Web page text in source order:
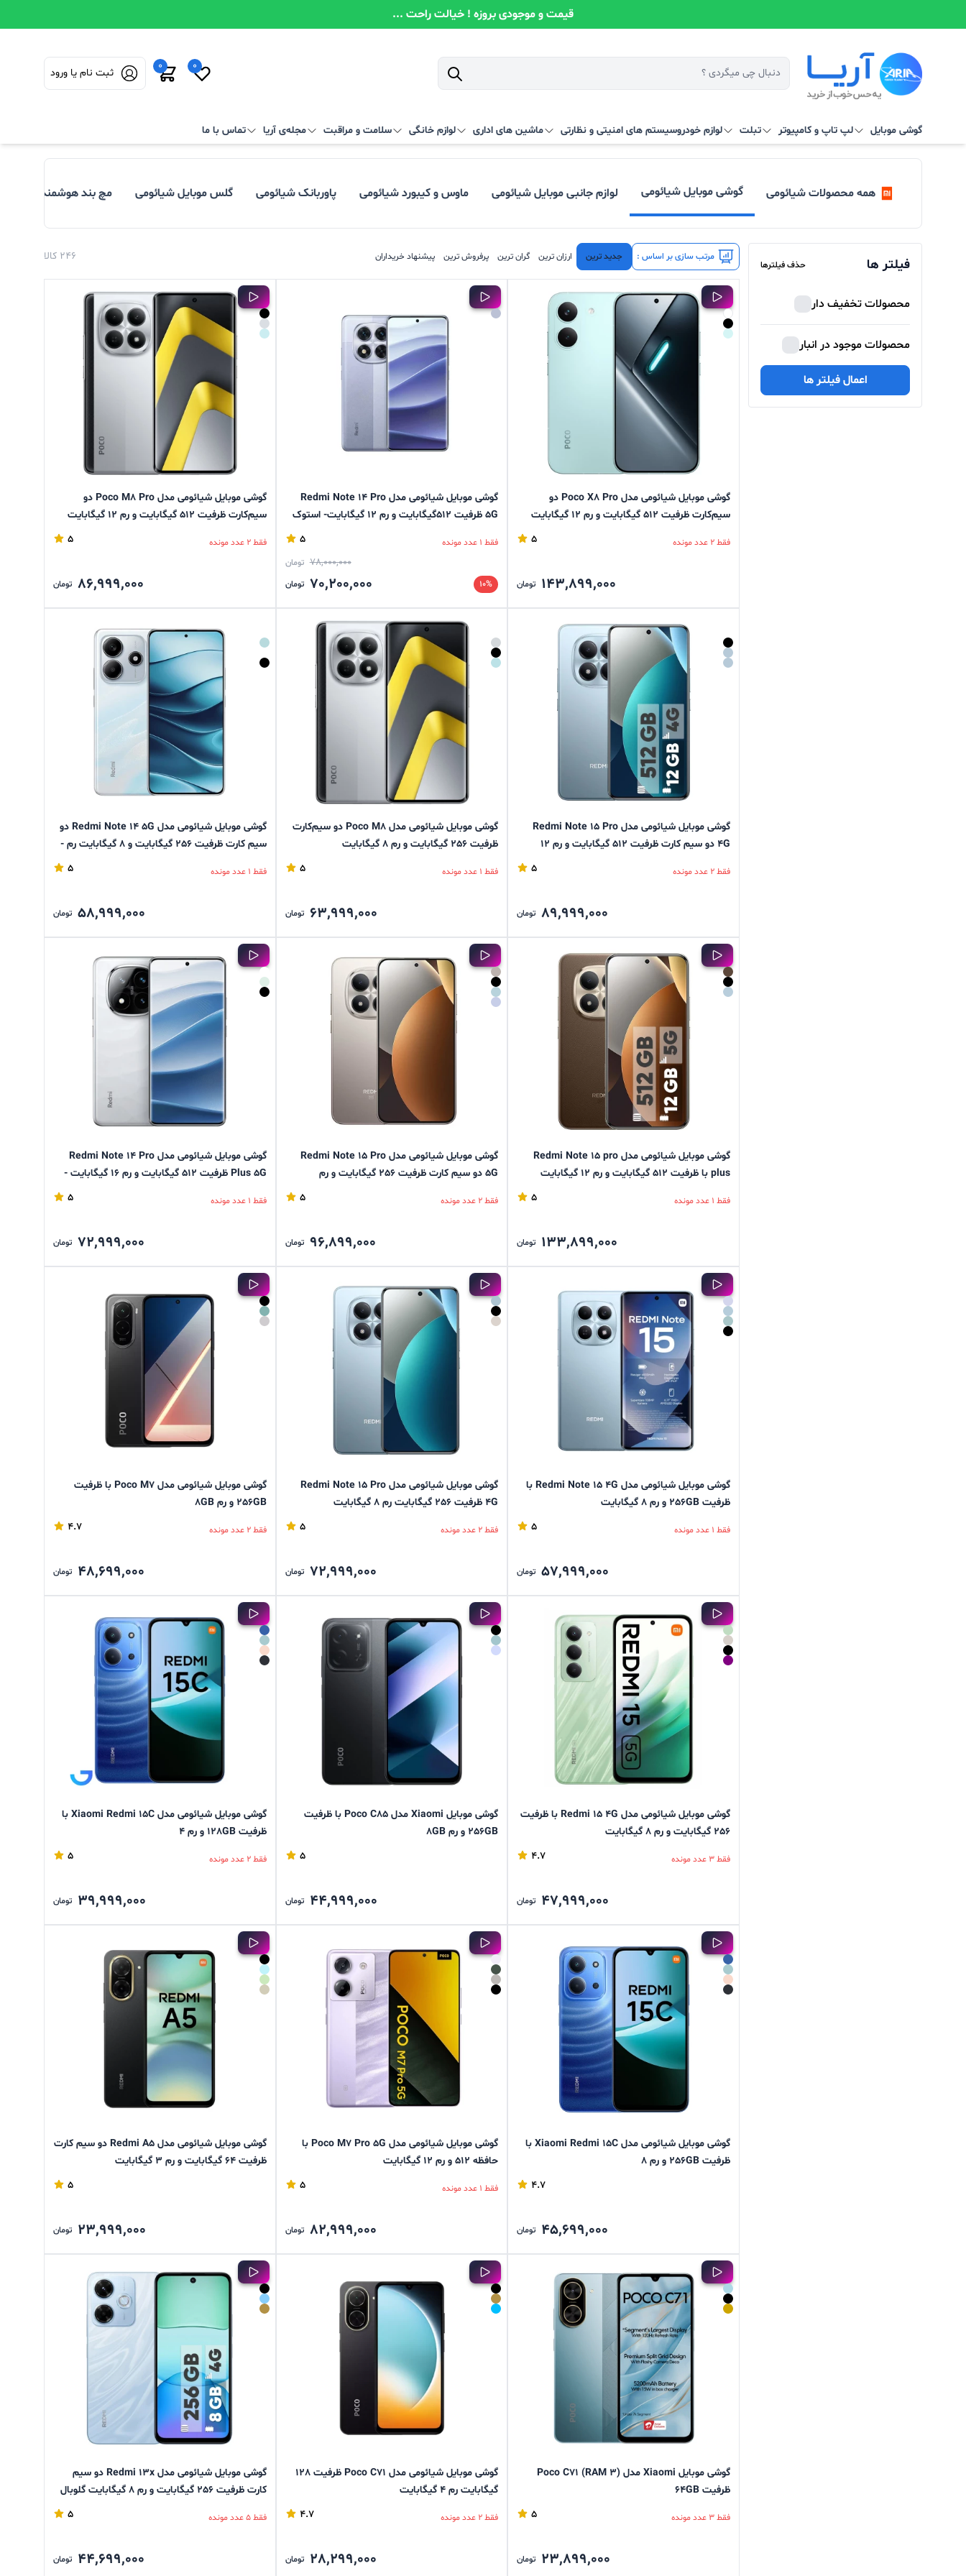
قیمت و موجودی بروزه ! خیالت راحت ...
0
0
ثبت نام یا ورود
گوشی موبایل لپ تاپ و کامپیوتر تبلت لوازم خودروسیستم‌ های امنیتی و نظارتی ماشین های اداری لوازم خانگی سلامت و مراقبت مجله‌ی آریا تماس با ما
همه محصولات شیائومی لوازم جانبی موبایل شیائومی گوشی موبایل شیائومی ماوس و کیبورد شیائومی پاوربانک شیائومی گلس موبایل شیائومی مچ بند هوشمند
فیلتر ها حذف فیلترها
محصولات تخفیف دار
محصولات موجود در انبار
اعمال فیلتر ها
مرتب سازی بر اساس : جدید ترین ارزان ترین گران ترین پرفروش ترین پیشنهاد خریداران 246 کالا
گوشی موبایل شیائومی مدل Poco X8 Pro دو
سیم‌کارت ظرفیت 512 گیگابایت و رم 12 گیگابایت
فقط 2 عدد مونده 5
143,899,000 تومان
گوشی موبایل شیائومی مدل Redmi Note 14 Pro
5G ظرفیت 512گیگابایت و رم 12 گیگابایت- استوک
فقط 1 عدد مونده
5
78,000,000 تومان
10%
70,200,000 تومان
گوشی موبایل شیائومی مدل Poco M8 Pro دو
سیم‌کارت ظرفیت 512 گیگابایت و رم 12 گیگابایت
فقط 2 عدد مونده 5
86,999,000 تومان
گوشی موبایل شیائومی مدل Redmi Note 15 Pro
4G دو سیم کارت ظرفیت 512 گیگابایت و رم 12
فقط 2 عدد مونده 5
89,999,000 تومان
گوشی موبایل شیائومی مدل Poco M8 دو سیم‌کارت
ظرفیت 256 گیگابایت و رم 8 گیگابایت
فقط 1 عدد مونده 5
63,999,000 تومان
گوشی موبایل شیائومی مدل Redmi Note 14 5G دو
سیم کارت ظرفیت 256 گیگابایت و 8 گیگابایت رم -
فقط 1 عدد مونده 5
58,999,000 تومان
گوشی موبایل شیائومی مدل Redmi Note 15 pro
plus با ظرفیت 512 گیگابایت و رم 12 گیگابایت
فقط 1 عدد مونده 5
133,899,000 تومان
گوشی موبایل شیائومی مدل Redmi Note 15 Pro
5G دو سیم کارت ظرفیت 256 گیگابایت و رم
فقط 2 عدد مونده 5
96,899,000 تومان
گوشی موبایل شیائومی مدل Redmi Note ۱۴ Pro
Plus ۵G ظرفیت ۵۱۲ گیگابایت و رم ۱۶ گیگابایت -
فقط 1 عدد مونده 5
72,999,000 تومان
گوشی موبایل شیائومی مدل Redmi Note 15 4G با
ظرفیت 256GB و رم 8 گیگابایت
فقط 1 عدد مونده 5
57,999,000 تومان
گوشی موبايل شیائومی مدل Redmi Note 15 Pro
4G ظرفیت 256 گیگابایت رم 8 گیگابایت
فقط 2 عدد مونده 5
72,999,000 تومان
گوشی موبایل شیائومی مدل Poco M7 با ظرفیت
256GB و رم 8GB
فقط 2 عدد مونده 4.7
48,699,000 تومان
گوشی موبایل شیائومی مدل Redmi 15 4G با ظرفیت
256 گیگابایت و رم 8 گیگابایت
فقط 3 عدد مونده 4.7
47,999,000 تومان
گوشی موبایل Xiaomi مدل Poco C85 با ظرفیت
256GB و رم 8GB
5
44,999,000 تومان
گوشی موبایل شیائومی مدل Xiaomi Redmi 15C با
ظرفیت 128GB و رم 4
فقط 2 عدد مونده 5
39,999,000 تومان
گوشی موبایل شیائومی مدل Xiaomi Redmi 15C با
ظرفیت 256GB و رم 8
4.7
45,699,000 تومان
گوشی موبایل شیائومی مدل Poco M7 Pro 5G با
حافظه 512 و رم 12 گیگابایت
فقط 1 عدد مونده 5
82,999,000 تومان
گوشی موبایل شیائومی مدل Redmi A5 دو سیم کارت
ظرفیت 64 گیگابایت و رم 3 گیگابایت
5
23,999,000 تومان
گوشی موبایل Xiaomi مدل (Poco C71 (RAM 3
ظرفیت 64GB
فقط 3 عدد مونده 5
23,899,000 تومان
گوشی موبایل شیائومی مدل Poco C71 ظرفیت 128
گیگابایت رم 4 گیگابایت
فقط 2 عدد مونده 4.7
28,299,000 تومان
گوشی موبایل شیائومی مدل Redmi 13x دو سیم
کارت ظرفیت 256 گیگابایت و رم 8 گیگابایت گلوبال
فقط 5 عدد مونده 5
44,699,000 تومان